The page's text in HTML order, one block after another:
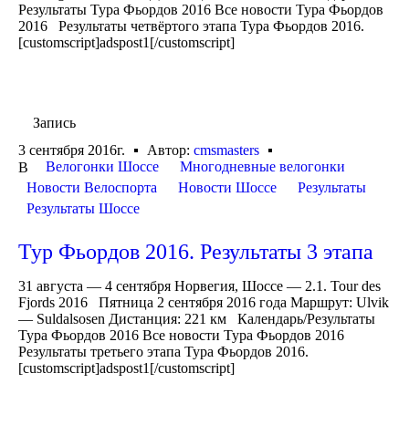
Результаты Тура Фьордов 2016 Все новости Тура Фьордов
2016 Результаты четвёртого этапа Тура Фьордов 2016.
[customscript]adspost1[/customscript]
Запись
3 сентября 2016г.
Автор: cmsmasters
В
Велогонки Шоссе
Многодневные велогонки
Новости Велоспорта
Новости Шоссе
Результаты
Результаты Шоссе
Тур Фьордов 2016. Результаты 3 этапа
31 августа — 4 сентября Норвегия, Шоссе — 2.1. Tour des
Fjords 2016 Пятница 2 сентября 2016 года Маршрут: Ulvik
— Suldalsosen Дистанция: 221 км Календарь/Результаты
Тура Фьордов 2016 Все новости Тура Фьордов 2016
Результаты третьего этапа Тура Фьордов 2016.
[customscript]adspost1[/customscript]